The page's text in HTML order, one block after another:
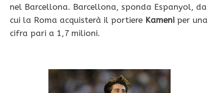
nel Barcellona. Barcellona, sponda Espanyol, da
cui la Roma acquisterà il portiere Kameni per una
cifra pari a 1,7 milioni.